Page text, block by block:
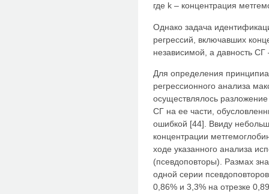
где k – концентрация
Однако задача
регрессий, включавших
независимой, а давность
Для определения
регрессионного анализа
осуществлялось
СГ на ее части,
ошибкой [44]. Ввиду
концентрации
ходе указанного анализа
(псевдоповторы). Размах
одной серии
0,86% и 3,3% на отрезке